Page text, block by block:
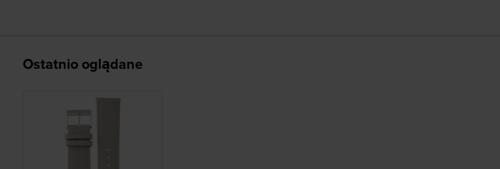
Ostatnio oglądane